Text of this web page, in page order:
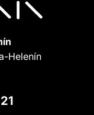
Helenín